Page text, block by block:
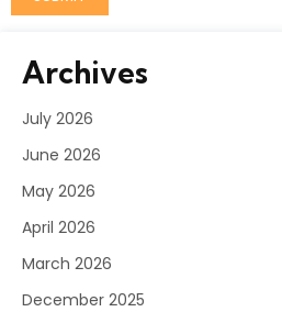
Archives
July 2026
June 2026
May 2026
April 2026
March 2026
December 2025